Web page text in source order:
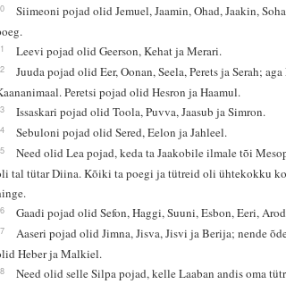
Siimeoni pojad olid Jemuel, Jaamin, Ohad, Jaakin,
Leevi pojad olid Geerson, Kehat ja Merari.
Juuda pojad olid Eer, Oonan, Seela, Perets ja Serah;
Peretsi pojad olid Hesron ja Haamul.
Issaskari pojad olid Toola, Puvva, Jaasub ja Simron.
Sebuloni pojad olid Sered, Eelon ja Jahleel.
Need olid Lea pojad, keda ta Jaakobile ilmale tõi
tal tütar Diina. Kõiki ta poegi ja tütreid oli ühtekokku
Gaadi pojad olid Sefon, Haggi, Suuni, Esbon, Eeri,
Aaseri pojad olid Jimna, Jisva, Jisvi ja Berija; nende
Heber ja Malkiel.
Need olid selle Silpa pojad, kelle Laaban andis oma